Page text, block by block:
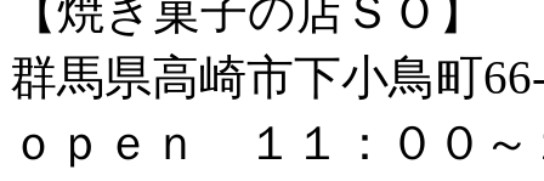
【焼き菓子の店ＳＯ】
群馬県高崎市下小鳥町
ｏｐｅｎ １１：００～